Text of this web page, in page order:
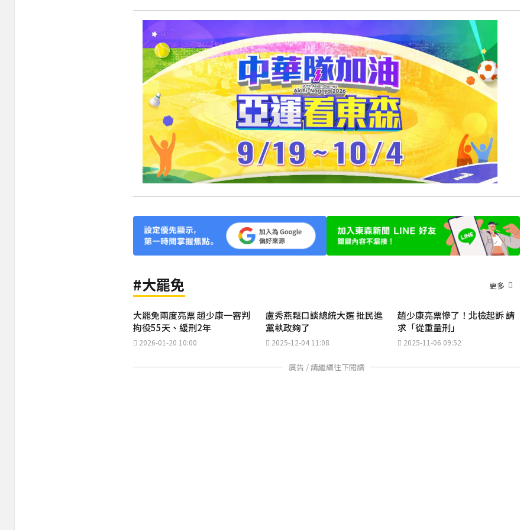
#大罷免 更多
大罷免兩度亮票 趙少康一審判
拘役55天、緩刑2年
2026-01-20 10:00
盧秀燕鬆口談總統大選 批民進
黨執政夠了
2025-12-04 11:08
趙少康亮票慘了！北檢起訴 請
求「從重量刑」
2025-11-06 09:52
廣告 / 請繼續往下閱讀